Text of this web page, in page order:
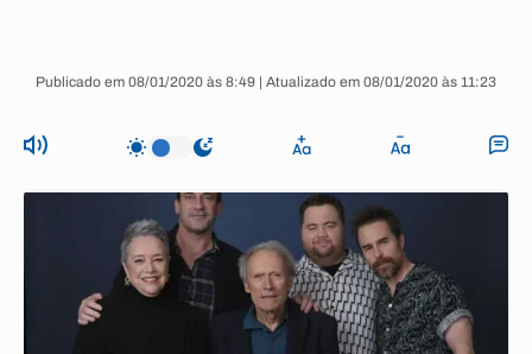
Publicado em 08/01/2020 às 8:49 | Atualizado em 08/01/2020 às 11:23